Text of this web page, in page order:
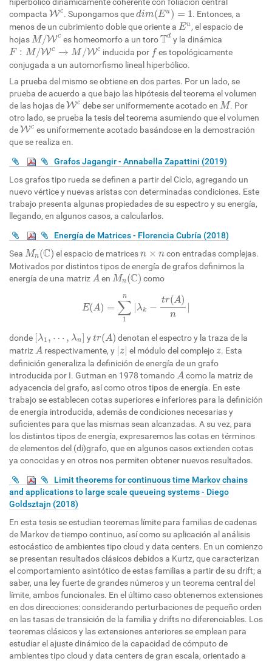
compacta Wc
Wc. Supongamos quedim(Eu) = 1
dim(Eu)=1
. Entonces, a
menos de un cubrimiento doble que oriente a Eu
Eu, el espacio de
hojasM/Wc
M/ Wc es homeomorfo a un toroTd
Td
y la dinámica
F : M/Wc → M/Wc
F:M / Wc→ W c inducida por f
f es topológicamente
conjugada a un automorfismo lineal hiperbólico.
La prueba del mismo se obtiene en dos partes. Por un lado, se
prueba de acuerdo a que bajo las hipótesis del teorema el volumen
de las hojas de Wc
Wc debe ser uniformemente acotado en M
M . Por
otro lado, se prueba la tesis del teorema asumiendo que el volumen
de Wc
Wc es uniformemente acotado basándose en la demostración
que se realiza en.
Grafos Jagangir - Annabella Zapattini (2019)
Los grafos tipo rueda se definen a partir del Ciclo, agregando un
nuevo vértice y nuevas aristas con determinadas condiciones. Este
trabajo presenta algunas propiedades de su espectro y su energía,
llegando, en algunos casos, a calcularlos.
Energía de Matrices - Florencia Cubría (2018)
Sea Mn(C)
Mn (C) el espacio de matricesn × n
n×n
con entradas complejas.
Motivados por distintos tipos de energía de grafos definimos la
energía de una matrizA
A en Mn(C)
Mn(C) como
E(A) =
n
∑
1
|λk −
tr(A)
n
|
1 (A ) n|
donde [λ1 , ⋯ , λn]
[ λ n] ytr(A)
t (A) denotan el espectro y la traza de la
matrizA
A respectivamente, y |z|
| | el módulo del complejoz
z. Esta
definición generaliza la definición de energía de un grafo
introducida por I. Gutman en 1978 tomandoA
A como la matriz de
adyacencia del grafo, así como otros tipos de energía. En este
trabajo se establecen cotas superiores e inferiores para la definición
de energía introducida, además de condiciones necesarias y
suficientes para que las mismas sean alcanzadas. A su vez, para
los distintos tipos de energía, expresaremos las cotas en términos
de elementos del (di)grafo, que en algunos casos extienden cotas
ya conocidas y en otros nos permiten obtener nuevos resultados.
Limit theorems for continuous time Markov chains
and applications to large scale queueing systems - Diego
Goldsztajn (2018)
En esta tesis se estudian teoremas límite para familias de cadenas
de Markov de tiempo continuo, así como su aplicación al análisis
estocástico de ambientes tipo cloud y data centers. En un comienzo
se presentan resultados clásicos debidos a Kurtz, que caracterizan
el comportamiento asintótico de estas familias a partir de su drift; a
saber, una ley fuerte de grandes números y un teorema central del
límite, ambos funcionales. En el último caso obtenemos extensiones
en dos direcciones: considerando perturbaciones de pequeño orden
en las tasas de transición de la familia y drifts no diferenciables. Los
teoremas clásicos y las extensiones anteriores se emplean para
estudiar el ajuste dinámico de la capacidad de cómputo de
ambientes tipo cloud y data centers de gran escala, orientado a